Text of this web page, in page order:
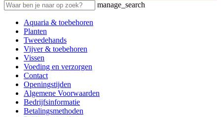
manage_search
Aquaria & toebehoren
Planten
Tweedehands
Vijver & toebehoren
Vissen
Voeding en verzorgen
Contact
Openingstijden
Algemene Voorwaarden
Bedrijfsinformatie
Betalingsmethoden